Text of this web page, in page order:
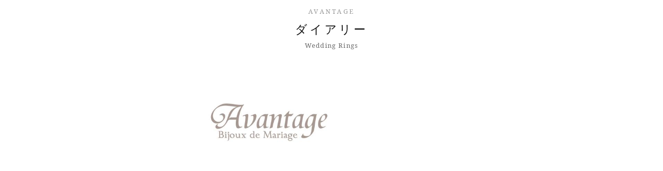
AVANTAGE
ダイアリー
Wedding Rings